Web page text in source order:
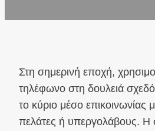
Στη σημερινή εποχή,
τηλέφωνο στη δουλειά
το κύριο μέσο επικοινωνίας
πελάτες ή υπεργολάβους. Η